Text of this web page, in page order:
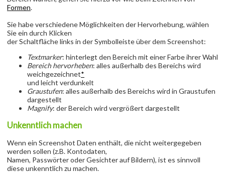
Formen.
Sie habe verschiedene Möglichkeiten der Hervorhebung, wählen
Sie ein durch Klicken
der Schaltfläche links in der Symbolleiste über dem Screenshot:
Textmarker: hinterlegt den Bereich mit einer Farbe ihrer Wahl
Bereich hervorheben: alles außerhalb des Bereichs wird
weichgezeichnet*
und leicht verdunkelt
Graustufen: alles außerhalb des Bereichs wird in Graustufen
dargestellt
Magnify: der Bereich wird vergrößert dargestellt
Unkenntlich machen
Wenn ein Screenshot Daten enthält, die nicht weitergegeben
werden sollen (z.B. Kontodaten,
Namen, Passwörter oder Gesichter auf Bildern), ist es sinnvoll
diese unkenntlich zu machen.